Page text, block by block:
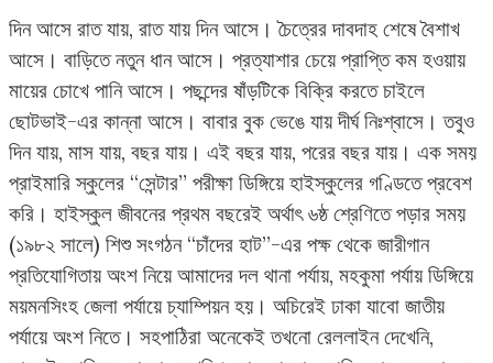
দিন আসে রাত যায়, রাত যায় দিন আসে। চৈত্রের দাবদাহ শেষে বৈশাখ
আসে। বাড়িতে নতুন ধান আসে। প্রত্যাশার চেয়ে প্রাপ্তি কম হওয়ায়
মায়ের চোখে পানি আসে। পছন্দের ষাঁড়টিকে বিক্রি করতে চাইলে
ছোটভাই-এর কান্না আসে। বাবার বুক ভেঙে যায় দীর্ঘ নিঃশ্বাসে। তবুও
দিন যায়, মাস যায়, বছর যায়। এই বছর যায়, পরের বছর যায়। এক সময়
প্রাইমারি স্কুলের “সেন্টার” পরীক্ষা ডিঙ্গিয়ে হাইস্কুলের গণ্ডিতে প্রবেশ
করি। হাইস্কুল জীবনের প্রথম বছরেই অর্থাৎ ৬ষ্ঠ শ্রেণিতে পড়ার সময়
(১৯৮২ সালে) শিশু সংগঠন “চাঁদের হাট”-এর পক্ষ থেকে জারীগান
প্রতিযোগিতায় অংশ নিয়ে আমাদের দল থানা পর্যায়, মহকুমা পর্যায় ডিঙ্গিয়ে
ময়মনসিংহ জেলা পর্যায়ে চ্যাম্পিয়ন হয়। অচিরেই ঢাকা যাবো জাতীয়
পর্যায়ে অংশ নিতে। সহপাঠিরা অনেকেই তখনো রেললাইন দেখেনি,